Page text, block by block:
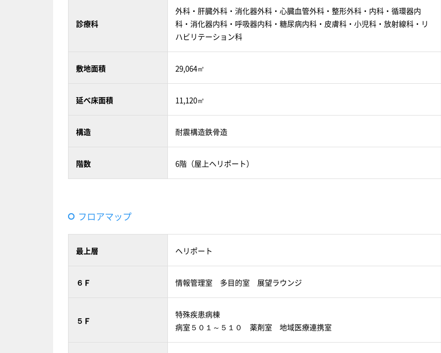
診療科
外科・肝臓外科・消化器外科・心臓血管外科・整形外科・内科・循環器内
科・消化器内科・呼吸器内科・糖尿病内科・皮膚科・小児科・放射線科・リ
ハビリテーション科
敷地面積 29,064㎡
延べ床面積 11,120㎡
構造 耐震構造鉄骨造
階数 6階（屋上ヘリポート）
フロアマップ
最上層 ヘリポート
６Ｆ 情報管理室 多目的室 展望ラウンジ
５Ｆ
特殊疾患病棟
病室５０１～５１０ 薬剤室 地域医療連携室